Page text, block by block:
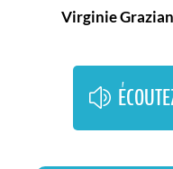
Virginie